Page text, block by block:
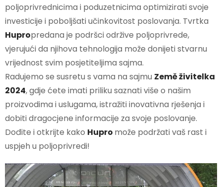
poljoprivrednicima i poduzetnicima optimizirati svoje
investicije i poboljšati učinkovitost poslovanja. Tvrtka
Hupropredana je podršci održive poljoprivrede,
vjerujući da njihova tehnologija može donijeti stvarnu
vrijednost svim posjetiteljima sajma.
Radujemo se susretu s vama na sajmu Země živitelka
2024, gdje ćete imati priliku saznati više o našim
proizvodima i uslugama, istražiti inovativna rješenja i
dobiti dragocjene informacije za svoje poslovanje.
Dođite i otkrijte kako Hupro može podržati vaš rast i
uspjeh u poljoprivredi!